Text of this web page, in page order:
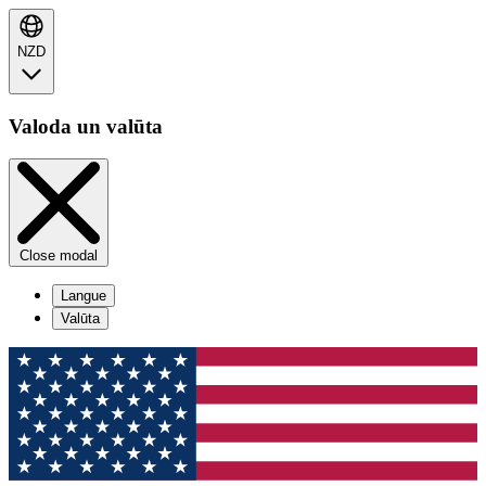
NZD
Valoda un valūta
Close modal
Langue
Valūta